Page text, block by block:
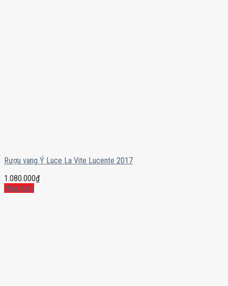
Rượu vang Ý Luce La Vite Lucente 2017
1.080.000₫
Mua ngay